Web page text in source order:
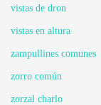
vistas de dron
vistas en altura
zampullines comunes
zorro común
zorzal charlo